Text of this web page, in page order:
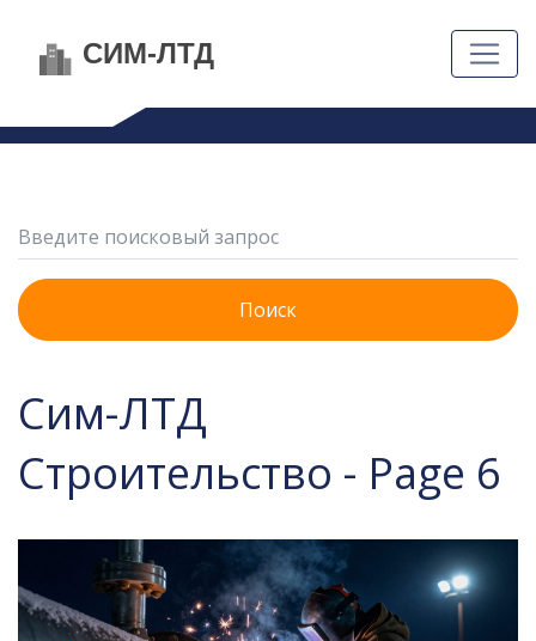
Поиск
Сим-ЛТД
Строительство - Page 6